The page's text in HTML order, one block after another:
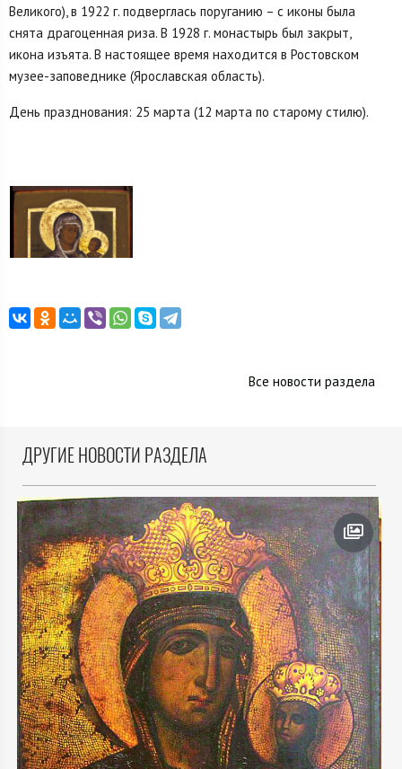
Великого), в 1922 г. подверглась поруганию – с иконы была
снята драгоценная риза. В 1928 г. монастырь был закрыт,
икона изъята. В настоящее время находится в Ростовском
музее-заповеднике (Ярославская область).
День празднования: 25 марта (12 марта по старому стилю).
Все новости раздела
ДРУГИЕ НОВОСТИ РАЗДЕЛА